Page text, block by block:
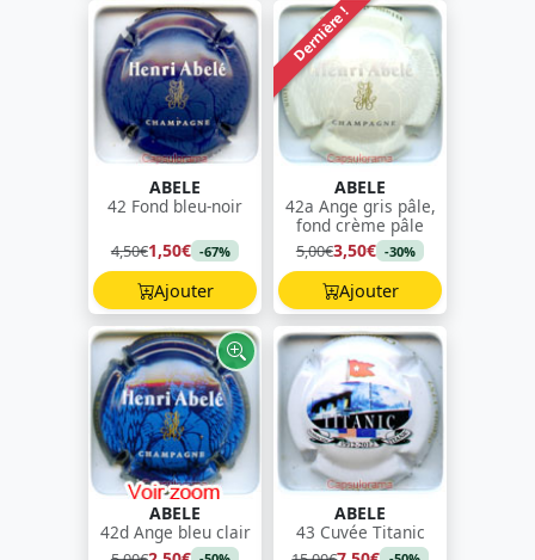
ABELE
42 Fond bleu-noir
4,50€1,50€ -67%
Ajouter
Dernière !
ABELE
42a Ange gris pâle,
fond crème pâle
5,00€3,50€ -30%
Ajouter
ABELE
42d Ange bleu clair
ABELE
43 Cuvée Titanic